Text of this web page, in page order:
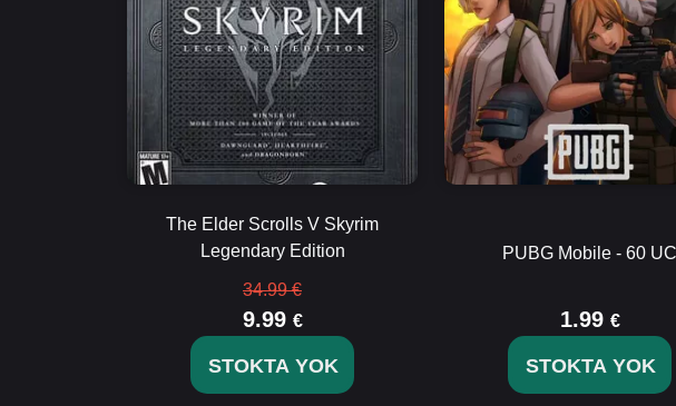
The Elder Scrolls V Skyrim
Legendary Edition
34.99 €
9.99 €
STOKTA YOK
PUBG Mobile - 60 UC
1.99 €
STOKTA YOK